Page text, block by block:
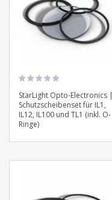
StarLight Opto-Electronics |
Schutzscheibenset für IL1,
IL12, IL100 und TL1 (inkl. O-
Ringe)